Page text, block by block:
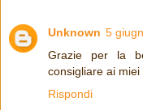
Unknown 5
Grazie per la
consigliare ai miei
Rispondi